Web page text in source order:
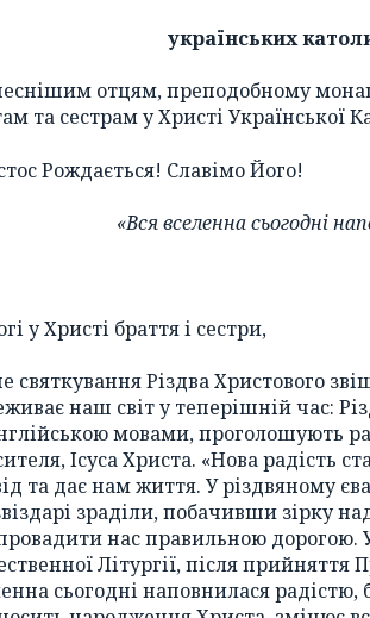
українських
отцям, преподобному
та сестрам у Христі Української
Рождається! Славімо Його!
«Вся вселенна сьогодні
у Христі браття і сестри,
святкування Різдва Христового
наш світ у теперішній час:
мовами, проголошують
Ісуса Христа. «Нова радість
та дає нам життя. У різдвяному
зраділи, побачивши зірку
нас правильною дорогою.
Літургії, після прийняття
сьогодні наповнилася радістю,